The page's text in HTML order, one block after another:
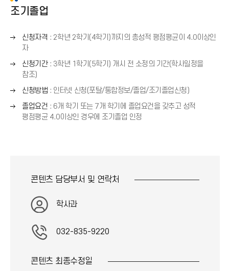
조기졸업
오
른
쪽
화
살
표
(
→
)
신청자격 : 2학년 2학기(4학기)까지의 총성적 평점평균이 4.0이상인
자
오
른
쪽
화
살
표
신청기간: 3학년 1학기(5학기) 개시 전 소정의 기간(학사일정을
참조)
오
른
쪽
화
신청방법 : 인터넷 신청(포탈/통합정보/졸업/조기졸업신청)
오
른
졸업요건 : 6개 학기 또는 7개 학기에 졸업요건을 갖추고 성적
평점평균 4.0이상인 경우에 조기졸업 인정
콘텐츠 담당부서 및 연락처
학사과
032-835-9220
콘텐츠 최종수정일